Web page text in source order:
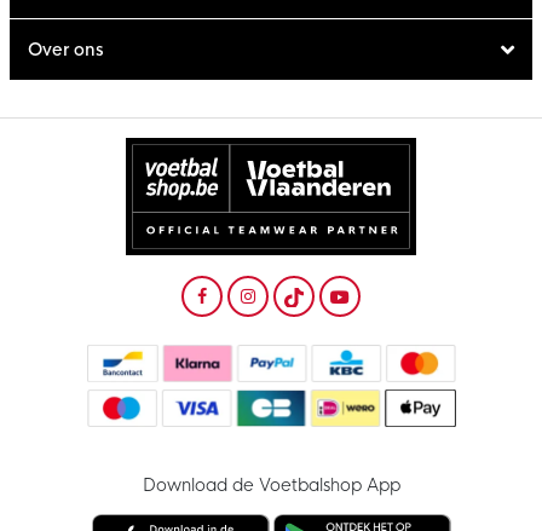
Over ons
Download de Voetbalshop App